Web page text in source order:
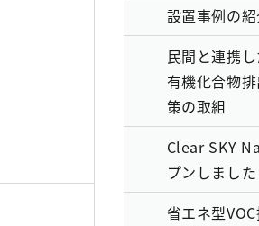
設置事例の
民間と連携
有機化合物
策の取組
Clear SKY
プンしました
省エネ型